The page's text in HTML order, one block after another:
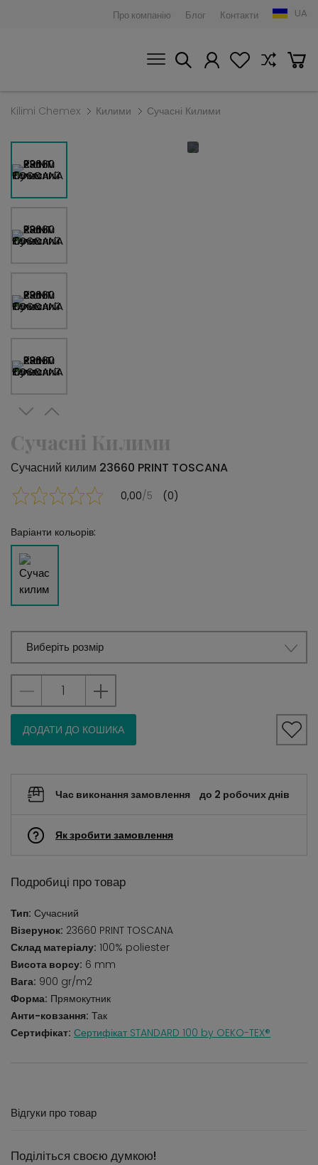
Про компанію Блог Контакти UA
Kilimi Chemex Килими Сучасні Килими
Сучасні Килими
Сучасний килим 23660 PRINT TOSCANA
0,00/5 (0)
Варіанти кольорів:
Виберіть розмір
ДОДАТИ ДО КОШИКА
Час виконання замовлення до 2 робочих днів
Як зробити замовлення
Подробиці про товар
Тип: Сучасний
Візерунок: 23660 PRINT TOSCANA
Склад матеріалу: 100% poliester
Висота ворсу: 6 mm
Вага: 900 gr/m2
Форма: Прямокутник
Анти-ковзання: Так
Сертифікат: Сертифікат STANDARD 100 by OEKO-TEX®
Відгуки про товар
Поділіться своєю думкою!